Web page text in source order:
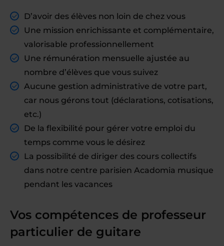
D’avoir des élèves non loin de chez vous
Une mission enrichissante et complémentaire,
valorisable professionnellement
Une rémunération mensuelle ajustée au
nombre d’élèves que vous suivez
Aucune gestion administrative de votre part,
car nous gérons tout (déclarations, cotisations,
etc.)
De la flexibilité pour gérer votre emploi du
temps comme vous le désirez
La possibilité de diriger des cours collectifs
dans notre centre parisien Acadomia musique
pendant les vacances
Vos compétences de professeur
particulier de guitare